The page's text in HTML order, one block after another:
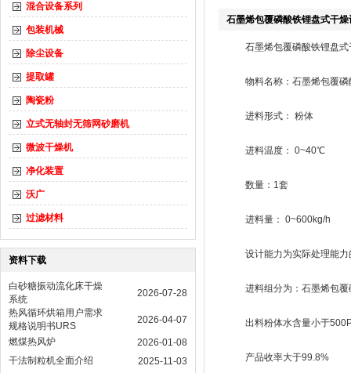
混合设备系列
包装机械
除尘设备
提取罐
陶瓷粉
立式无轴封无筛网砂磨机
微波干燥机
净化装置
沃广
过滤材料
资料下载
白砂糖振动流化床干燥
系统
2026-07-28
热风循环烘箱用户需求
规格说明书URS
2026-04-07
燃煤热风炉
2026-01-08
干法制粒机全面介绍
2025-11-03
石墨烯包覆磷酸铁锂盘式干
石墨烯包覆磷酸铁锂盘式
物料名称：石墨烯包覆磷
进料形式： 粉体
进料温度： 0~40℃
数量：1套
进料量： 0~600kg/h
设计能力为实际处理能力
进料组分为：石墨烯包覆
出料粉体水含量小于
产品收率大于99.8%